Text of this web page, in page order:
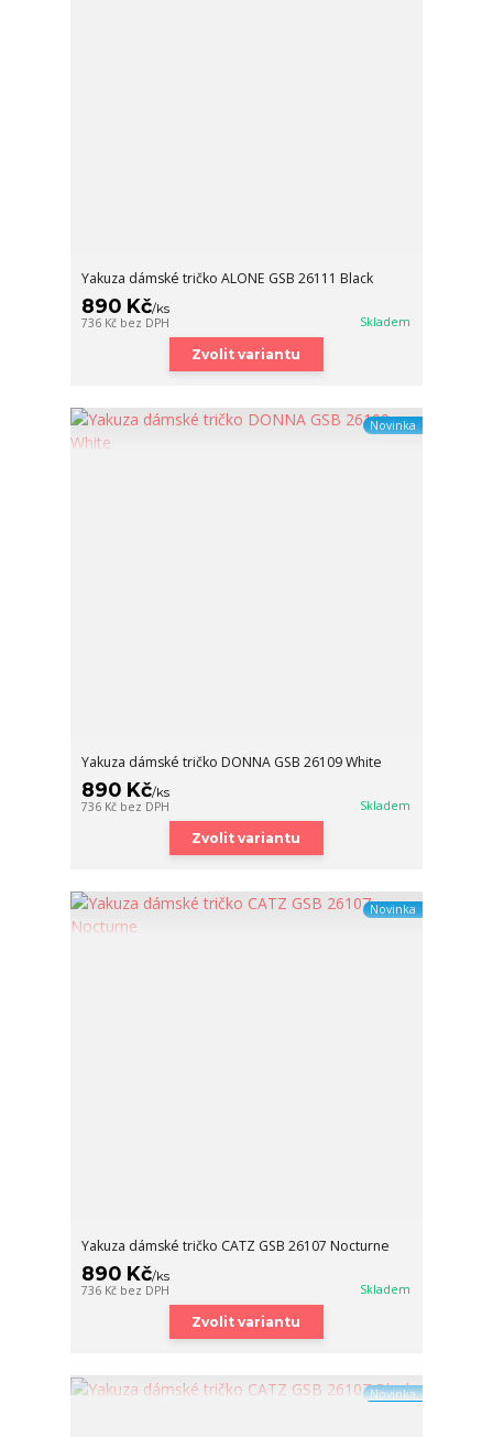
Yakuza dámské tričko ALONE GSB 26111 Black
890 Kč/ks
736 Kč bez DPH Skladem
Zvolit variantu
Novinka
Yakuza dámské tričko DONNA GSB 26109 White
890 Kč/ks
736 Kč bez DPH Skladem
Zvolit variantu
Novinka
Yakuza dámské tričko CATZ GSB 26107 Nocturne
890 Kč/ks
736 Kč bez DPH Skladem
Zvolit variantu
Novinka